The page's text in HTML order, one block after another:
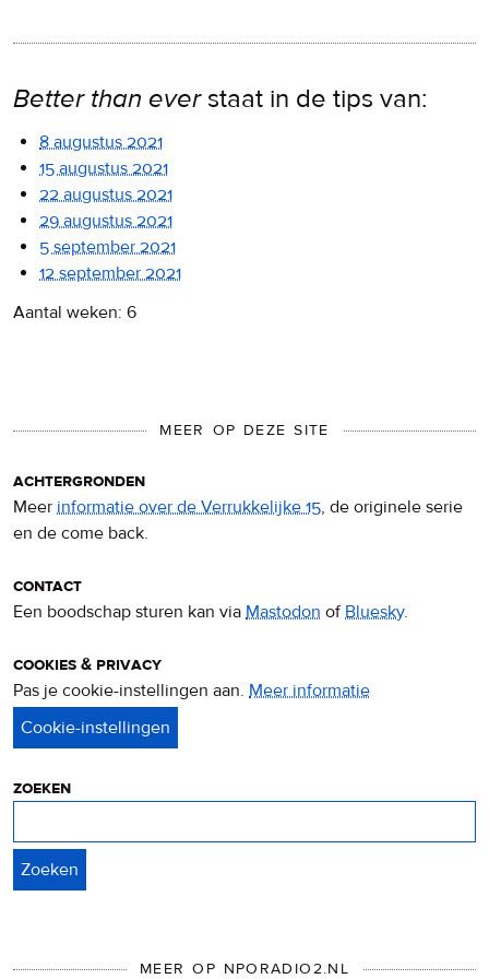
Better than everstaat in de tips van:
8 augustus 2021
15 augustus 2021
22 augustus 2021
29 augustus 2021
5 september 2021
12 september 2021
Aantal weken: 6
MEER OP DEZE SITE
achtergronden
Meer informatie over de Verrukkelijke 15, de originele serie
en de come back.
contact
Een boodschap sturen kan via Mastodon ofBluesky.
cookies & privacy
Pas je cookie-instellingen aan. Meer informatie
zoeken
MEER OP NPORADIO2.NL